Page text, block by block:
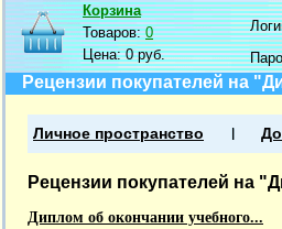
Корзина
Товаров:0
Цена:0 руб.
Рецензии покупателей на
Личное пространство
Рецензии покупателей на
Диплом об окончании учебного...